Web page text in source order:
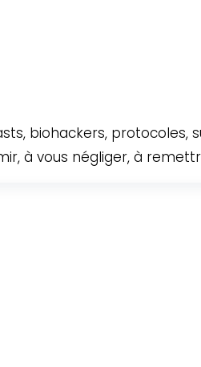
biohackers,
à vous négliger, à